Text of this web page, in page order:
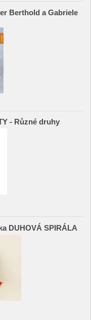
Berthold a Gabriele
- Různé druhy
DUHOVÁ SPIRÁLA